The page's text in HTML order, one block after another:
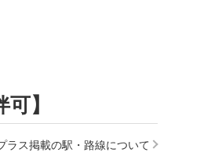
】
ラス掲載の駅・路線について